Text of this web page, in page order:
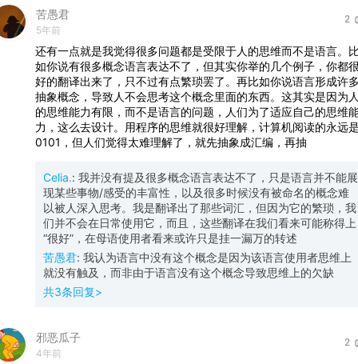
苦愚君
5年前
2
还有一点就是我觉得很多问题都是受限于人的思维而不是语言。
如你说有很多概念语言表达不了，但其实你举的几个例子，你都很
好的翻译出来了，只不过有点繁琐罢了。再比如你说语言形成许多
抽象概念，导致人不会思考这个概念里面的东西。这其实是因为人
的思维能力有限，而不是语言的问题，人们为了适应自己的思维
力，这么去设计。用程序的思维就很好理解，计算机阅读的永远是
0101，但人们觉得太难理解了，就先抽象成汇编，再抽
Celia.: 我并没有提及很多概念语言表达不了，只是语言并不能展
现某些事物/感受的丰富性，以及很多时候没有被命名的概念难
以被人深入思考。我是翻译出了那些词汇，但因为它的繁琐，我
们并不会在日常使用它，而且，这些翻译在我们看来可能称得上
“很好”，在母语使用者看来或许只是挂一漏万的转述
苦愚君: 我认为语言中没有这个概念是因为该语言使用者思维上
就没有触及，而非由于语言没有这个概念导致思维上的欠缺
共3条回复>
邪恶瓜子
4年前
2